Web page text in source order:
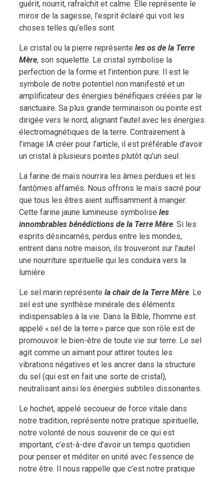
guérit, nourrit, rafraîchit et calme. Elle représente le
miroir de la sagesse, l’esprit éclairé qui voit les
choses telles qu’elles sont.
Le cristal ou la pierre représente les os de la Terre
Mère, son squelette. Le cristal symbolise la
perfection de la forme et l’intention pure. Il est le
symbole de notre potentiel non manifesté et un
amplificateur des énergies bénéfiques créées par le
sanctuaire. Sa plus grande terminaison ou pointe est
dirigée vers le nord, alignant l’autel avec les énergies
électromagnétiques de la terre. Contrairement à
l’image IA créer pour l’article, il est préférable d’avoir
un cristal à plusieurs pointes plutôt qu’un seul.
La farine de maïs nourrira les âmes perdues et les
fantômes affamés. Nous offrons le maïs sacré pour
que tous les êtres aient suffisamment à manger.
Cette farine jaune lumineuse symbolise les
innombrables bénédictions de la Terre Mère. Si les
esprits désincarnés, perdus entre les mondes,
entrent dans notre maison, ils trouveront sur l’autel
une nourriture spirituelle qui les conduira vers la
lumière.
Le sel marin représente la chair de la Terre Mère. Le
sel est une synthèse minérale des éléments
indispensables à la vie. Dans la Bible, l’homme est
appelé « sel de la terre » parce que son rôle est de
promouvoir le bien-être de toute vie sur terre. Le sel
agit comme un aimant pour attirer toutes les
vibrations négatives et les ancrer dans la structure
du sel (qui est en fait une sorte de cristal),
neutralisant ainsi les énergies subtiles dissonantes.
Le hochet, appelé secoueur de force vitale dans
notre tradition, représente notre pratique spirituelle,
notre volonté de nous souvenir de ce qui est
important, c’est-à-dire d’avoir un temps quotidien
pour penser et méditer en unité avec l’essence de
notre être. Il nous rappelle que c’est notre pratique